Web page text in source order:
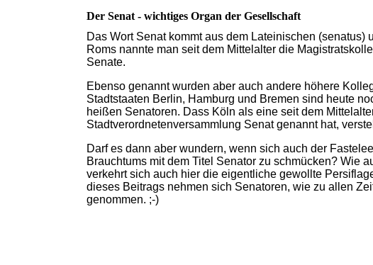
Der Senat - wichtiges Organ der Gesellschaft
Das Wort Senat kommt aus dem Lateinischen (senatus)
Roms nannte man seit dem Mittelalter die
Senate.
Ebenso genannt wurden aber auch andere höhere
Stadtstaaten Berlin, Hamburg und Bremen sind heute
heißen Senatoren. Dass Köln als eine seit dem
Stadtverordnetenversammlung Senat genannt hat,
Darf es dann aber wundern, wenn sich auch der
Brauchtums mit dem Titel Senator zu schmücken? Wie
verkehrt sich auch hier die eigentliche gewollte
dieses Beitrags nehmen sich Senatoren, wie zu allen
genommen. ;-)